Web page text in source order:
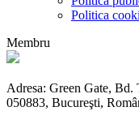
Politica
Membru
Adresa: Green Gate,
050883, Bucureşti,